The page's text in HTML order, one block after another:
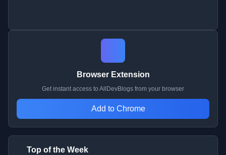
Browser Extension
Get instant access to AllDevBlogs from your browser
Add to Chrome
Top of the Week